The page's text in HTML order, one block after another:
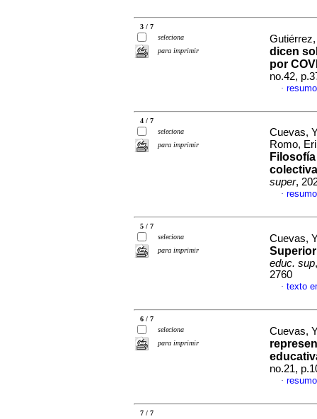
3 / 7
seleciona
para imprimir
dicen
por
no.42,
·
4 / 7
seleciona
para imprimir
Cuevas,
Romo,
super,
·
5 / 7
seleciona
para imprimir
Cuevas,
educ. sup
2760
· texto
6 / 7
seleciona
para imprimir
Cuevas,
no.21,
·
7 / 7